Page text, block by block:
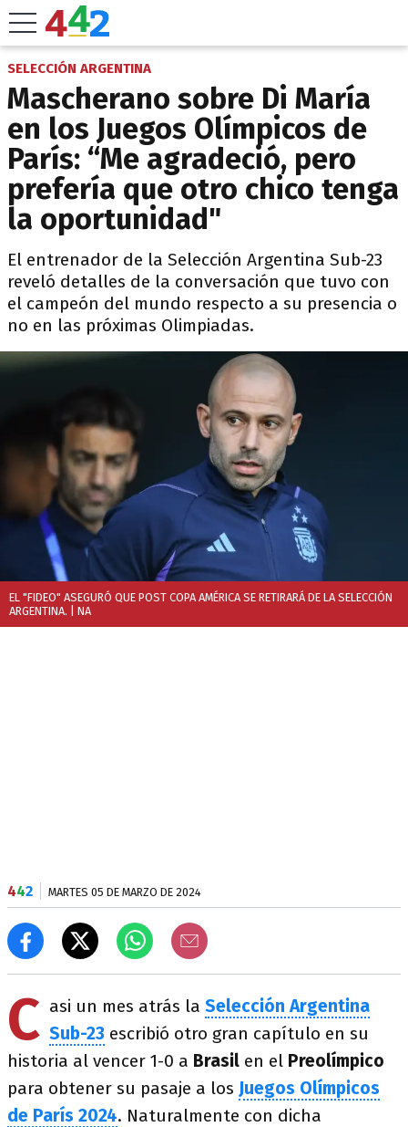
SELECCIÓN ARGENTINA
Mascherano sobre Di María
en los Juegos Olímpicos de
París: “Me agradeció, pero
prefería que otro chico tenga
la oportunidad"
El entrenador de la Selección Argentina Sub-23
reveló detalles de la conversación que tuvo con
el campeón del mundo respecto a su presencia o
no en las próximas Olimpiadas.
EL "FIDEO" ASEGURÓ QUE POST COPA AMÉRICA SE RETIRARÁ DE LA SELECCIÓN
ARGENTINA.
| NA
442 MARTES 05 DE MARZO DE 2024
C asi un mes atrás la Selección Argentina
Sub-23 escribió otro gran capítulo en su
historia al vencer 1-0 a Brasil en el Preolímpico
para obtener su pasaje a los Juegos Olímpicos
de París 2024. Naturalmente con dicha